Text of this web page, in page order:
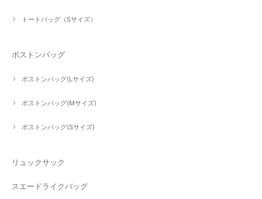
トートバッグ（Sサイズ）
ボストンバッグ
ボストンバッグ(Lサイズ)
ボストンバッグ(Mサイズ)
ボストンバッグ(Sサイズ)
リュックサック
スエードライクバッグ